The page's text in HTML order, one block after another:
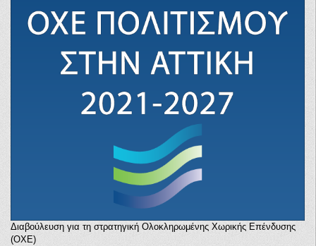
Διαβούλευση για τη στρατηγική Ολοκληρωμένης Χωρικής Επένδυσης
(ΟΧΕ)